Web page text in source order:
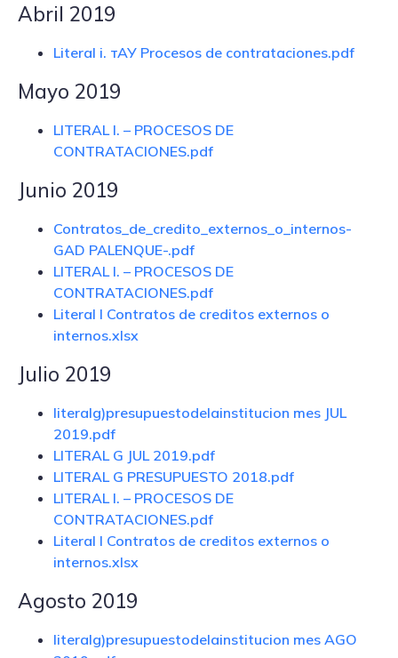
Abril 2019
Literal i. тАУ Procesos de contrataciones.pdf
Mayo 2019
LITERAL I. – PROCESOS DE
CONTRATACIONES.pdf
Junio 2019
Contratos_de_credito_externos_o_internos-
GAD PALENQUE-.pdf
LITERAL I. – PROCESOS DE
CONTRATACIONES.pdf
Literal l Contratos de creditos externos o
internos.xlsx
Julio 2019
literalg)presupuestodelainstitucion mes JUL
2019.pdf
LITERAL G JUL 2019.pdf
LITERAL G PRESUPUESTO 2018.pdf
LITERAL I. – PROCESOS DE
CONTRATACIONES.pdf
Literal l Contratos de creditos externos o
internos.xlsx
Agosto 2019
literalg)presupuestodelainstitucion mes AGO